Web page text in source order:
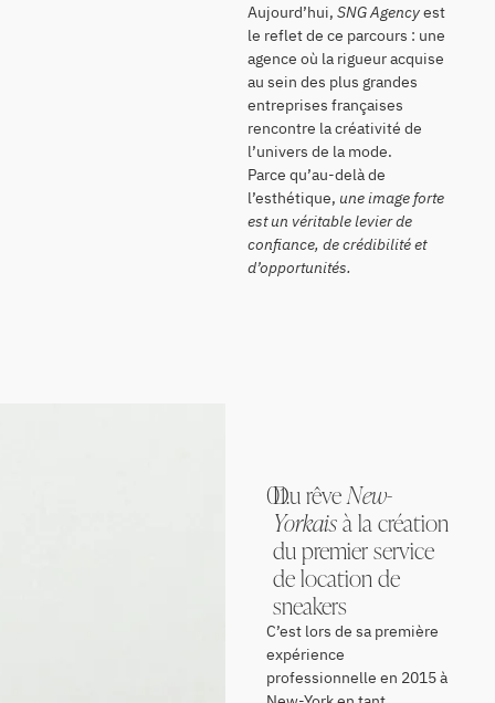
Aujourd’hui, SNG Agencyest
le reflet de ce parcours : une
agence où la rigueur acquise
au sein des plus grandes
entreprises françaises
rencontre la créativité de
l’univers de la mode.
Parce qu’au-delà de
l’esthétique, une image forte
est un véritable levier de
confiance, de crédibilité et
d’opportunités.
01.
Du rêve New-
Yorkaisà la création
du premier service
de location de
sneakers
C’est lors de sa première
expérience
professionnelle en 2015 à